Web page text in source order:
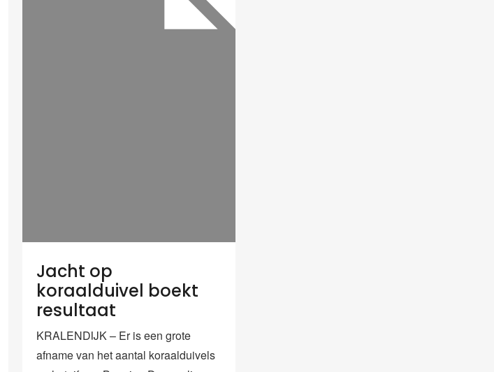
Jacht op
koraalduivel boekt
resultaat
KRALENDIJK – Er is een grote
afname van het aantal koraalduivels